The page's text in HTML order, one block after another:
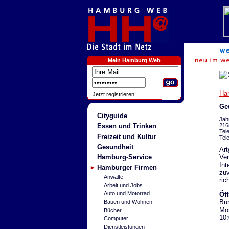
Mein Hamburg Web
Jetzt registrieren!
Cityguide
Essen und Trinken
Freizeit und Kultur
Gesundheit
Hamburg-Service
Hamburger Firmen
Anwälte
Arbeit und Jobs
Auto und Motorrad
Bauen und Wohnen
Bücher
Computer
Dienstleistungen